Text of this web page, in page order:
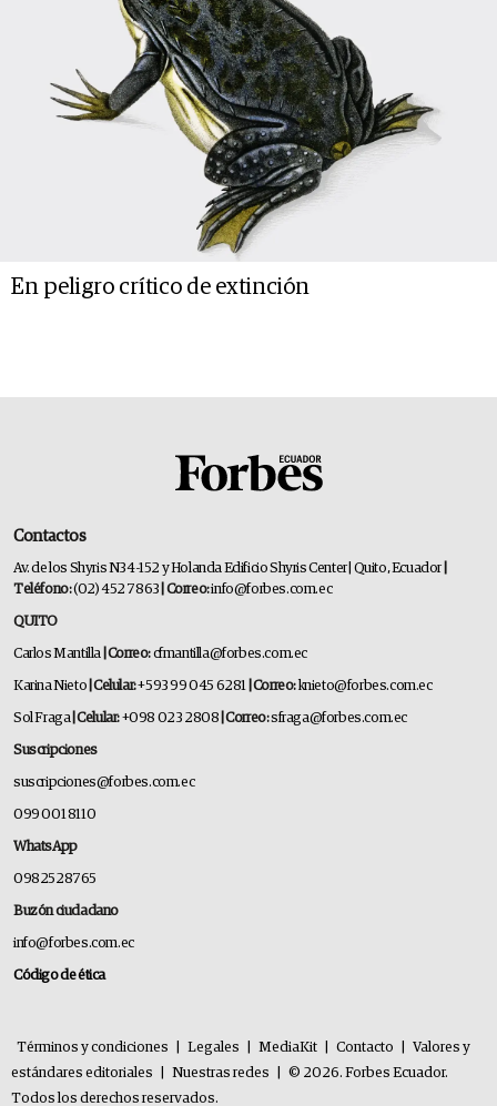
En peligro crítico de extinción
Contactos
Av. de los Shyris N34-152 y Holanda Edificio Shyris Center | Quito, Ecuador
Teléfono:(02) 452 7863 | Correo:info@forbes.com.ec
QUITO
Carlos Mantilla | Correo:cfmantilla@forbes.com.ec
Karina Nieto | Celular:+593 99 045 6281 | Correo:knieto@forbes.com.ec
Sol Fraga| Celular:+098 023 2808 | Correo:sfraga@forbes.com.ec
Suscripciones
suscripciones@forbes.com.ec
099 001 8110
WhatsApp
0982528765
Buzón ciudadano
info@forbes.com.ec
Código de ética
Términos y condiciones Legales MediaKit Contacto
Valores y
estándares editoriales
Nuestras redes
© 2026. Forbes Ecuador.
Todos los derechos reservados.